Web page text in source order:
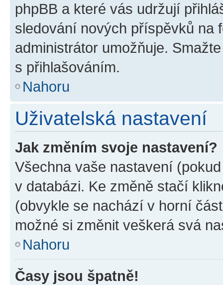
phpBB a které vás udržují
sledování nových příspěvků na
administrátor umožňuje.
s přihlašováním.
Nahoru
Uživatelská nastavení
Jak změním svoje nastavení?
Všechna vaše nastavení
v databázi. Ke změně stačí
(obvykle se nachází v horní
možné si změnit veškerá svá
Nahoru
Časy jsou špatně!